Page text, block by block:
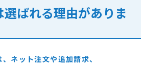
ばれる理由がありま
ネット注文や追加請求、